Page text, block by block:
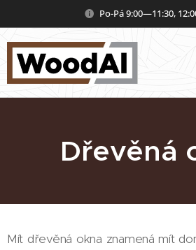
Po-Pá 9:00—11:30,
Dřevěná
Mít dřevěná okna znamená mít